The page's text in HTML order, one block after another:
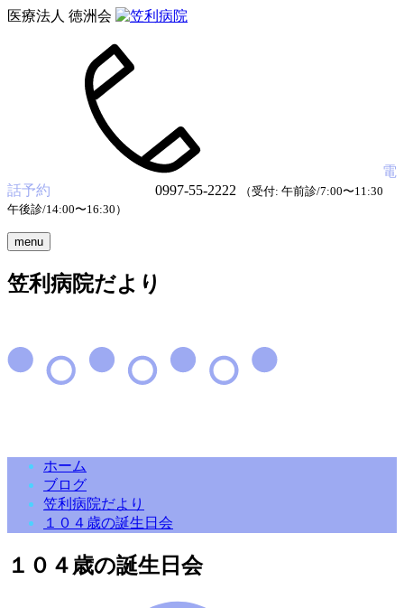
医療法人 徳洲会
電
話予約
0997-55-2222
（受付: 午前診/7:00〜11:30
午後診/14:00〜16:30）
menu
笠利病院だより
ホーム
ブログ
笠利病院だより
１０４歳の誕生日会
１０４歳の誕生日会